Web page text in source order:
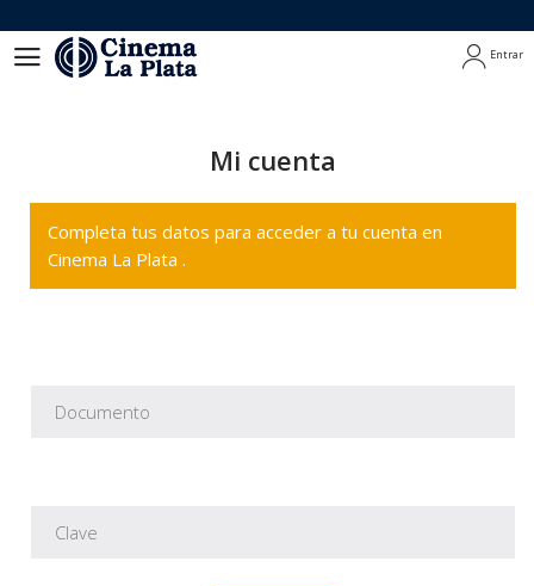
Entrar
Mi cuenta
Completa tus datos para acceder a tu cuenta en
Cinema La Plata .